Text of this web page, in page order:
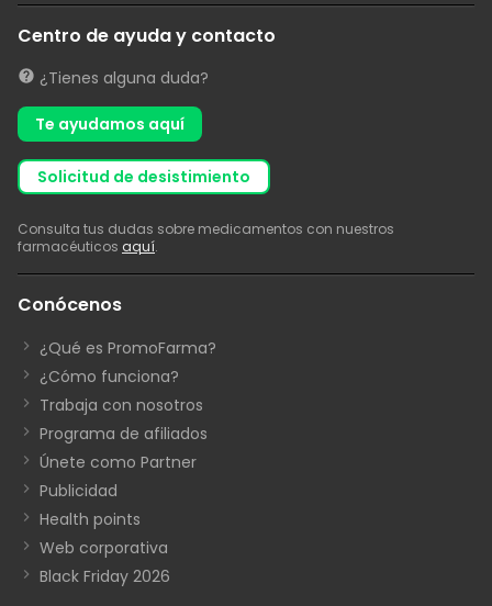
Centro de ayuda y contacto
¿Tienes alguna duda?
Te ayudamos aquí
solicitud de desistimiento
Consulta tus dudas sobre medicamentos con nuestros
farmacéuticos aquí.
Conócenos
¿Qué es PromoFarma?
¿Cómo funciona?
Trabaja con nosotros
Programa de afiliados
Únete como Partner
Publicidad
Health points
Web corporativa
Black Friday 2026